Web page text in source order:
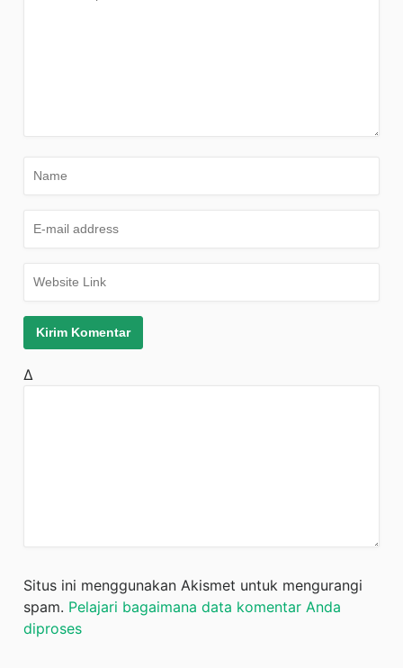
Δ
Situs ini menggunakan Akismet untuk mengurangi
spam. Pelajari bagaimana data komentar Anda
diproses